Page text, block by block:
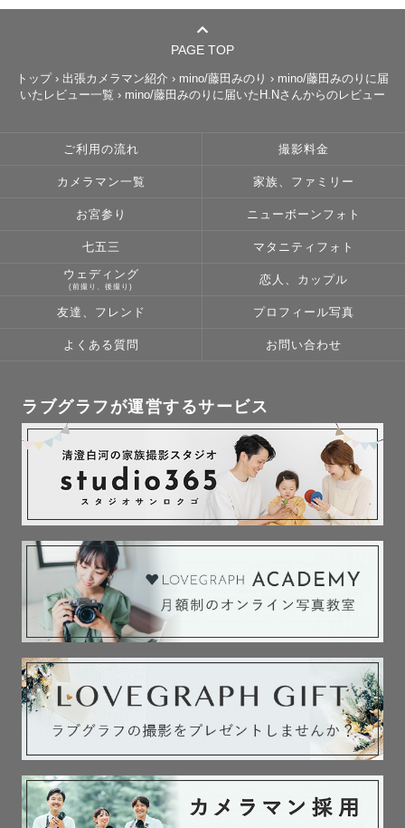
PAGE TOP
トップ › 出張カメラマン紹介 › mino/藤田みのり › mino/藤田みのりに届
いたレビュー一覧 › mino/藤田みのりに届いたH.Nさんからのレビュー
ご利用の流れ 撮影料金
カメラマン一覧 家族、ファミリー
お宮参り ニューボーンフォト
七五三 マタニティフォト
ウェディング
(前撮り、後撮り)
恋人、カップル
友達、フレンド プロフィール写真
よくある質問 お問い合わせ
ラブグラフが運営するサービス